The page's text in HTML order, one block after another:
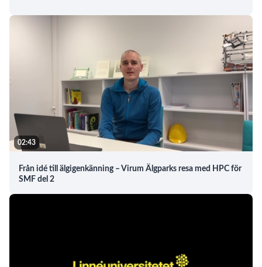
02:43
Från idé till älgigenkänning – Virum Älgparks resa med HPC för
SMF del 2